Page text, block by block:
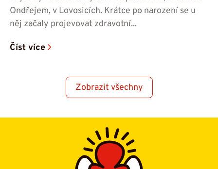
Ondřejem, v Lovosicích. Krátce po narození se u
něj začaly projevovat zdravotní...
Číst více
Zobrazit všechny